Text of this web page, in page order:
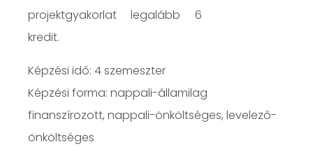
projektgyakorlat legalább 6
kredit.
Képzési idő: 4 szemeszter
Képzési forma: nappali-államilag
finanszírozott, nappali-önköltséges, levelező-
önköltséges